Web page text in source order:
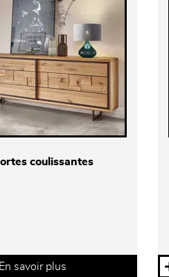
coulissantes
En savoir plus